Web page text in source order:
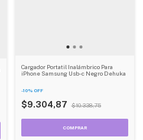
Cargador Portatil Inalámbrico Para
iPhone Samsung Usb-c Negro Dehuka
-10% OFF
$9.304,87 $10.338,75